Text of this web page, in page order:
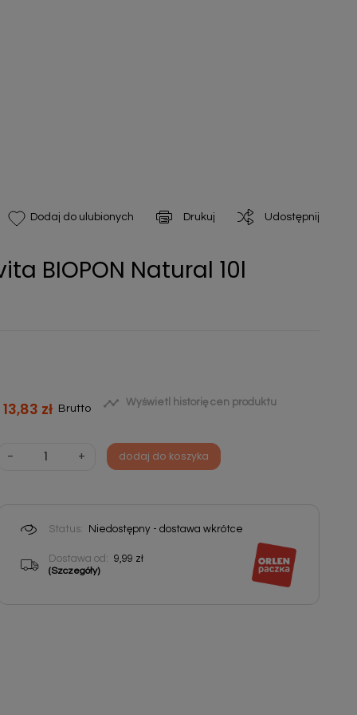
Dodaj do ulubionych Drukuj Udostępnij
BIOPON Natural 10l
13,83 zł Brutto  Wyświetl historię cen produktu
- + dodaj do koszyka
Status: Niedostępny - dostawa wkrótce
Dostawa od: 9,99 zł
(Szczegóły)